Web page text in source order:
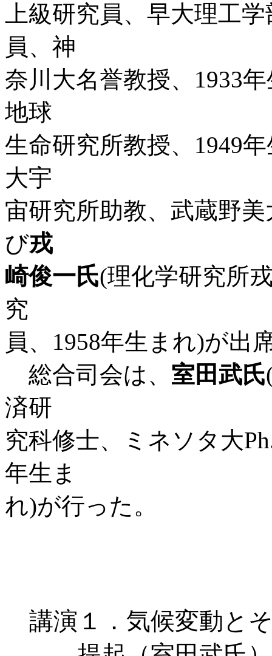
上級研究員、早大理工
員、神
奈川大名誉教授、1933
地球
生命研究所教授、1949
大宇
宙研究所助教、武蔵野
び戎
崎俊一氏(理化学研究所
究
員、1958年生まれ)が出
総合司会は、 室田武氏
済研
究科修士、ミネソタ大
年生ま
れ)が行った。
講演１．気候変動と